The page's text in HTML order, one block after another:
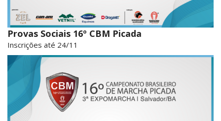
Provas Sociais 16º CBM Picada
Inscrições até 24/11